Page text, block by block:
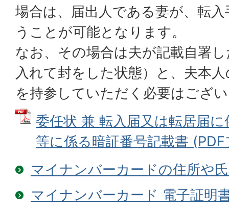
場合は、届出人である妻が、転
うことが可能となります。
なお、その場合は夫が記載自署
入れて封をした状態）と、夫本
を持参していただく必要はござ
委任状 兼 転入届又は転居届
等に係る暗証番号記載書
マイナンバーカードの住所や
マイナンバーカード 電子証明